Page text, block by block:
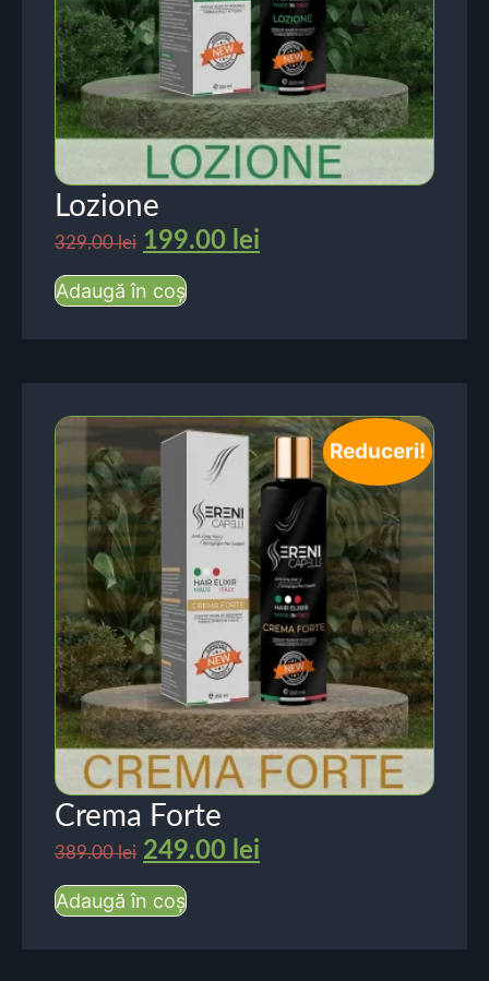
Lozione
329.00lei 199.00 lei
Adaugă în coș
Reduceri!
Crema Forte
389.00lei 249.00 lei
Adaugă în coș